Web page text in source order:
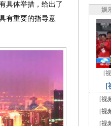
具体举措，给出了
有重要的指导意
娱
[
[
[视
[视
[视